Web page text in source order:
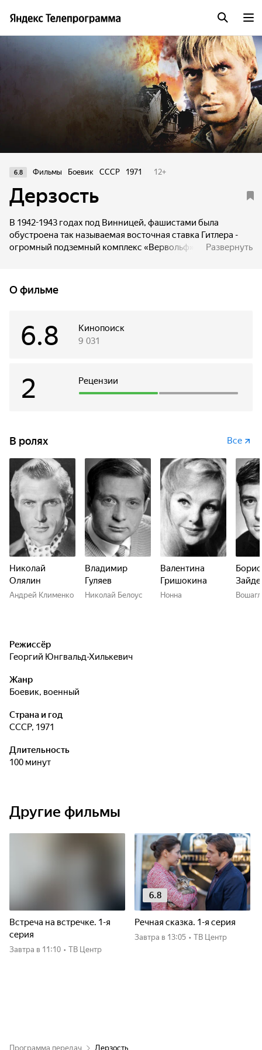
6.8 Фильмы Боевик СССР 1971 12+
Дерзость
В 1942-1943 годах под Винницей, фашистами была
обустроена так называемая восточная ставка Гитлера -
огромный подземный комплекс «Вервольф». В результате
Развернуть
О фильме
Кинопоиск
6.8 9 031
Рецензии
2
В ролях Все
Николай
Олялин
Андрей Клименко
Владимир
Гуляев
Николай Белоус
Валентина
Гришокина
Нонна
Борис
Режиссёр
Георгий Юнгвальд-Хилькевич
Жанр
боевик, военный
Страна и год
СССР, 1971
Длительность
100 минут
Другие фильмы
Встреча на встречке. 1-я
серия
Завтра в 11:10 • ТВ Центр
6.8
Речная сказка. 1-я серия
Завтра в 13:05 • ТВ Центр
Программа передач Дерзость